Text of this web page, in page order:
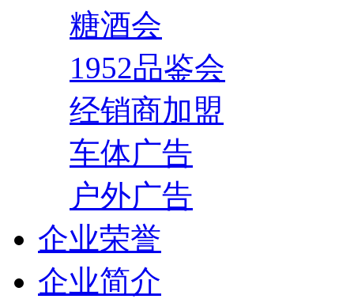
糖酒会
1952品鉴会
经销商加盟
车体广告
户外广告
企业荣誉
企业简介